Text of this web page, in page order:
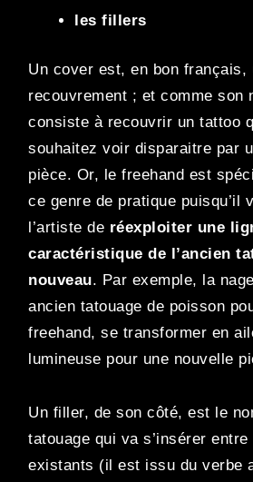
les fillers
Un cover est, en bon français,
recouvrement ; et comme son
consiste à recouvrir un tattoo
souhaitez voir disparaitre par
pièce. Or, le freehand est
ce genre de pratique puisqu’il
l’artiste de réexploiter une
caractéristique de l’ancien
nouveau. Par exemple, la
ancien tatouage de poisson
freehand, se transformer en
lumineuse pour une nouvelle
Un filler, de son côté, est le
tatouage qui va s’insérer
existants (il est issu du verbe